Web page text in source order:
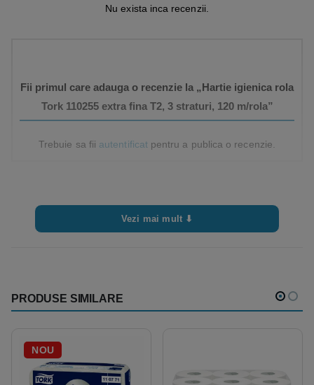
Grad alb 87
Nu exista inca recenzii.
Fii primul care adauga o recenzie la „Hartie igienica rola
Tork 110255 extra fina T2, 3 straturi, 120 m/rola”
Trebuie sa fii autentificatpentru a publica o recenzie.
Vezi mai mult ⬇
PRODUSE SIMILARE
NOU